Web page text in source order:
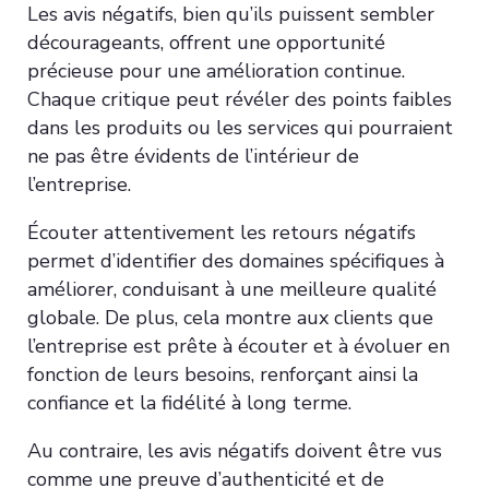
Les avis négatifs, bien qu’ils puissent sembler
décourageants, offrent une opportunité
précieuse pour une amélioration continue.
Chaque critique peut révéler des points faibles
dans les produits ou les services qui pourraient
ne pas être évidents de l’intérieur de
l’entreprise.
Écouter attentivement les retours négatifs
permet d’identifier des domaines spécifiques à
améliorer, conduisant à une meilleure qualité
globale. De plus, cela montre aux clients que
l’entreprise est prête à écouter et à évoluer en
fonction de leurs besoins, renforçant ainsi la
confiance et la fidélité à long terme.
Au contraire, les avis négatifs doivent être vus
comme une preuve d’authenticité et de